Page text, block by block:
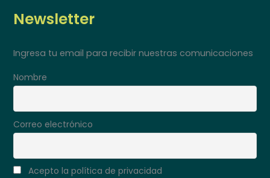
Newsletter
Ingresa tu email para recibir nuestras comunicaciones
Nombre
Correo electrónico
Acepto la política de privacidad